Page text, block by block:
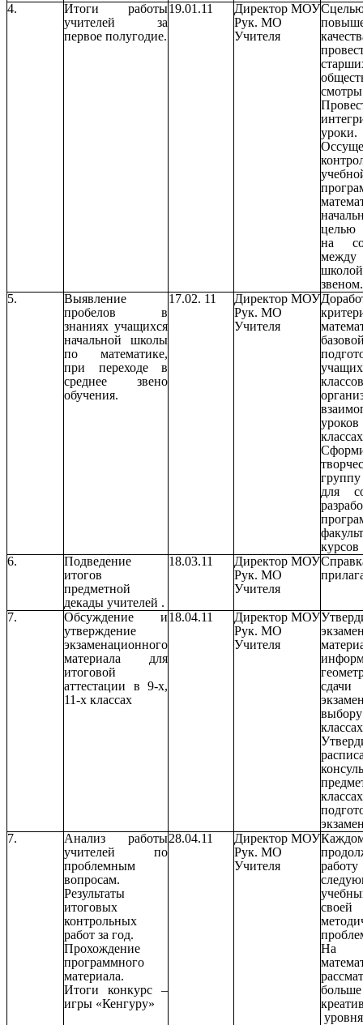
4.
Итоги работы
учителей за
первое полугодие.
19.01.11
Директор МОУ
Рук. МО
Учителя
уроки.
целью
на
между
звеном.
5.
Выявление
пробелов в
знаниях учащихся
начальной школы
по математике,
при переходе в
среднее звено
обучения.
17.02. 11
Директор МОУ
Рук. МО
Учителя
для
курсов
6.
Подведение
итогов
предметной
декады учителей .
18.03.11
Директор МОУ
Рук. МО
Учителя
7.
Обсуждение и
утверждение
экзаменационного
материала для
итоговой
аттестации в 9-х,
11-х классах
18.04.11
Директор МОУ
Рук. МО
Учителя
7.
Анализ работы
учителей по
проблемным
вопросам.
Результаты
итоговых
контрольных
работ за год.
Прохождение
программного
материала.
Итоги конкурс –
игры «Кенгуру»
28.04.11
Директор МОУ
Рук. МО
Учителя
своей
На